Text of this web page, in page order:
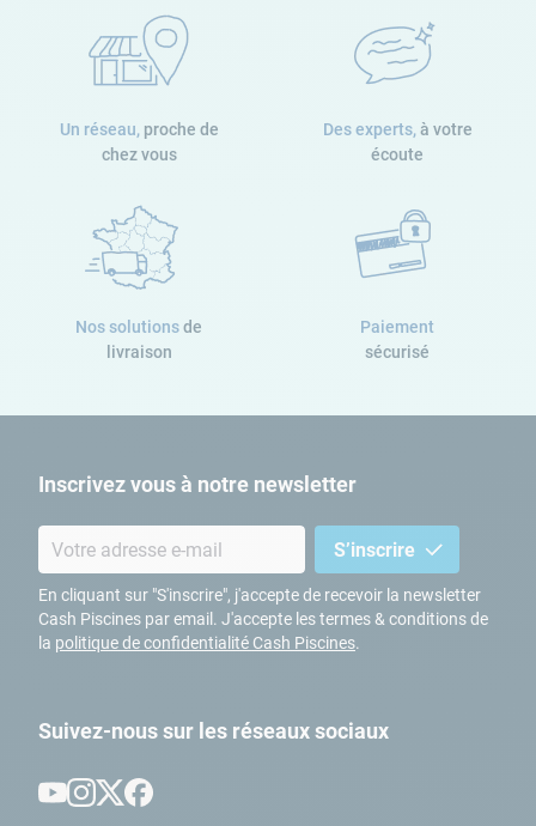
Un réseau, proche de
chez vous
Des experts, à votre
écoute
Nos solutionsde
livraison
Paiement
sécurisé
Inscrivez vous à notre newsletter
S’inscrire
En cliquant sur "S'inscrire", j'accepte de recevoir la newsletter
Cash Piscines par email. J'accepte les termes & conditions de
la politique de confidentialité Cash Piscines.
Suivez-nous sur les réseaux sociaux